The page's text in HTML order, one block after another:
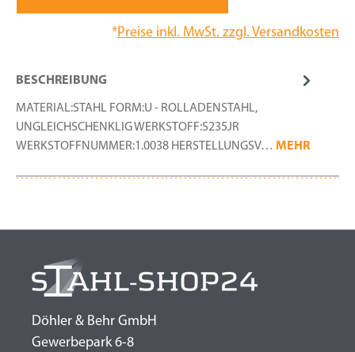
*Preise inkl. MwSt. zzgl. Versandkosten
BESCHREIBUNG
MATERIAL:STAHL FORM:U - ROLLADENSTAHL,
UNGLEICHSCHENKLIG WERKSTOFF:S235JR
WERKSTOFFNUMMER:1.0038 HERSTELLUNGSV… MEHR
Döhler & Behr GmbH
Gewerbepark 6-8